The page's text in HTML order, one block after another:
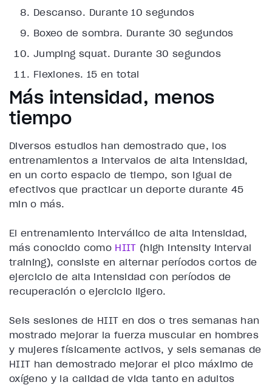
Descanso. Durante 10 segundos
Boxeo de sombra. Durante 30 segundos
Jumping squat. Durante 30 segundos
Flexiones. 15 en total
Más intensidad, menos
tiempo
Diversos estudios han demostrado que, los
entrenamientos a intervalos de alta intensidad,
en un corto espacio de tiempo, son igual de
efectivos que practicar un deporte durante 45
min o más.
El entrenamiento interválico de alta intensidad,
más conocido como HIIT (high intensity interval
training), consiste en alternar períodos cortos de
ejercicio de alta intensidad con períodos de
recuperación o ejercicio ligero.
Seis sesiones de HIIT en dos o tres semanas han
mostrado mejorar la fuerza muscular en hombres
y mujeres físicamente activos, y seis semanas de
HIIT han demostrado mejorar el pico máximo de
oxígeno y la calidad de vida tanto en adultos